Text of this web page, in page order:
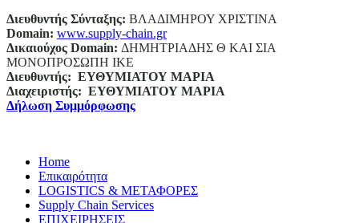
Διευθυντής Σύνταξης: ΒΛΑΔΙΜΗΡΟΥ ΧΡΙΣΤΙΝΑ
Domain: www.supply-chain.gr
Δικαιούχος Domain: ΔΗΜΗΤΡΙΑΔΗΣ Θ ΚΑΙ ΣΙΑ
ΜΟΝΟΠΡΟΣΩΠΗ ΙΚΕ
Διευθυντής: ΕΥΘΥΜΙΑΤΟΥ ΜΑΡΙΑ
Διαχειριστής: ΕΥΘΥΜΙΑΤΟΥ ΜΑΡΙΑ
Δήλωση Συμμόρφωσης
Home
Επικαιρότητα
LOGISTICS & ΜΕΤΑΦΟΡΕΣ
Supply Chain Services
ΕΠΙΧΕΙΡΗΣΕΙΣ